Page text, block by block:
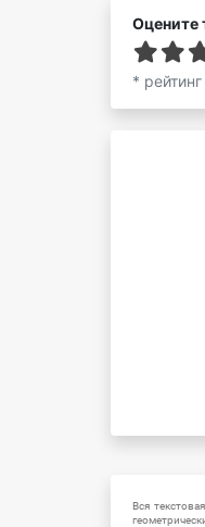
Оцените
*
Вся